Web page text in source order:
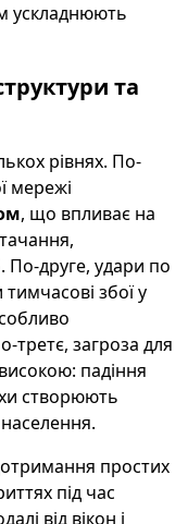
ускладнюють
та
рівнях. По-
мережі
, що впливає на
По-друге, удари по
збої у
третє, загроза для
падіння
створюють
простих
під час
від вікон і